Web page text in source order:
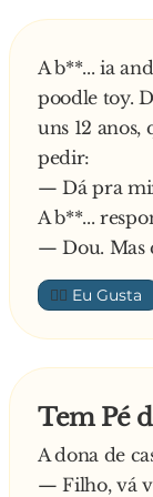
A b**... ia
poodle toy.
uns 12 anos,
pedir:
— Dá pra
A b**...
— Dou. Mas
👍🏼
Tem Pé
A dona de
— Filho, vá